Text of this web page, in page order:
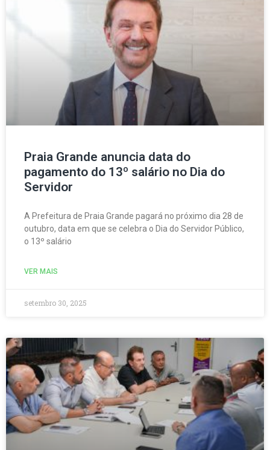
Praia Grande anuncia data do
pagamento do 13º salário no Dia do
Servidor
A Prefeitura de Praia Grande pagará no próximo dia 28 de
outubro, data em que se celebra o Dia do Servidor Público,
o 13º salário
VER MAIS
setembro 30, 2025